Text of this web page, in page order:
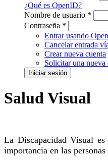
¿Qué es OpenID?
Nombre de usuario *
Contraseña *
Entrar usando
Cancelar entrada
Crear nueva cuenta
Solicitar una nueva
Salud Visual
La Discapacidad Visual es
importancia en las personas